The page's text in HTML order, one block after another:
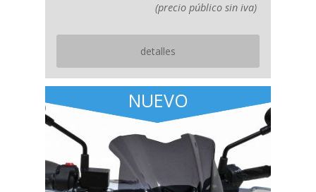
(precio público sin iva)
detalles
NUEVO